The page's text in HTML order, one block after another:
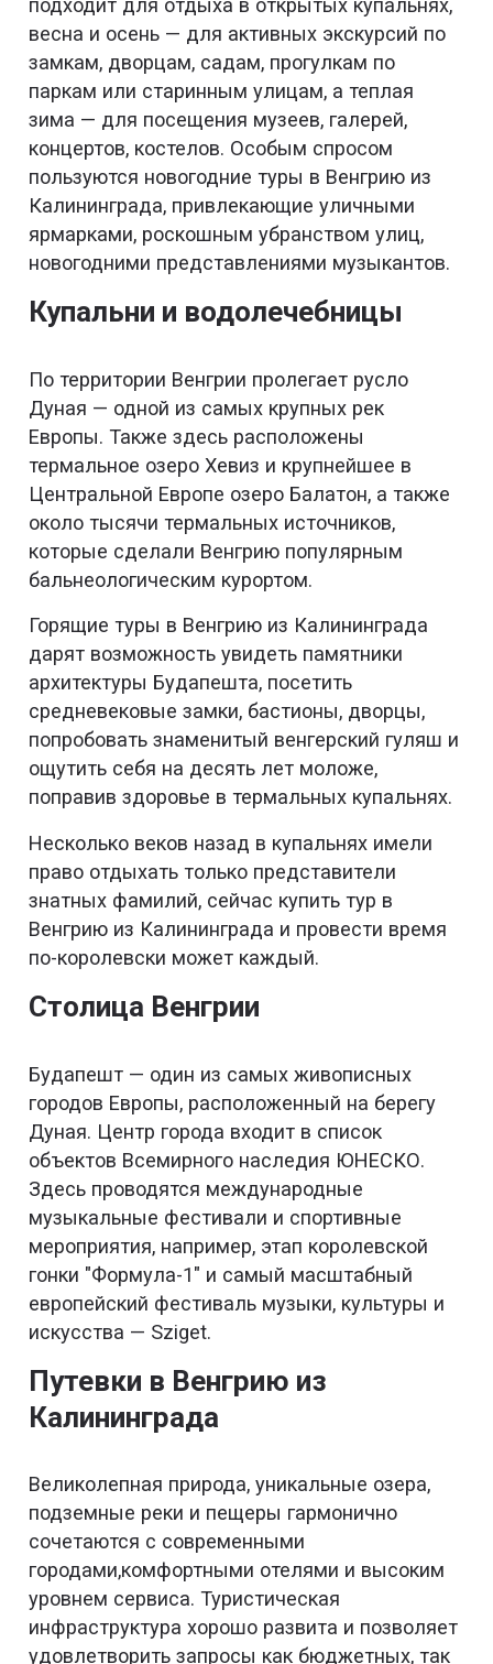
подходит для отдыха в открытых купальнях,
весна и осень — для активных экскурсий по
замкам, дворцам, садам, прогулкам по
паркам или старинным улицам, а теплая
зима — для посещения музеев, галерей,
концертов, костелов. Особым спросом
пользуются новогодние туры в Венгрию из
Калининграда, привлекающие уличными
ярмарками, роскошным убранством улиц,
новогодними представлениями музыкантов.
Купальни и водолечебницы
По территории Венгрии пролегает русло
Дуная — одной из самых крупных рек
Европы. Также здесь расположены
термальное озеро Хевиз и крупнейшее в
Центральной Европе озеро Балатон, а также
около тысячи термальных источников,
которые сделали Венгрию популярным
бальнеологическим курортом.
Горящие туры в Венгрию из Калининграда
дарят возможность увидеть памятники
архитектуры Будапешта, посетить
средневековые замки, бастионы, дворцы,
попробовать знаменитый венгерский гуляш и
ощутить себя на десять лет моложе,
поправив здоровье в термальных купальнях.
Несколько веков назад в купальнях имели
право отдыхать только представители
знатных фамилий, сейчас купить тур в
Венгрию из Калининграда и провести время
по-королевски может каждый.
Столица Венгрии
Будапешт — один из самых живописных
городов Европы, расположенный на берегу
Дуная. Центр города входит в список
объектов Всемирного наследия ЮНЕСКО.
Здесь проводятся международные
музыкальные фестивали и спортивные
мероприятия, например, этап королевской
гонки "Формула-1" и самый масштабный
европейский фестиваль музыки, культуры и
искусства — Sziget.
Путевки в Венгрию из
Калининграда
Великолепная природа, уникальные озера,
подземные реки и пещеры гармонично
сочетаются с современными
городами,комфортными отелями и высоким
уровнем сервиса. Туристическая
инфраструктура хорошо развита и позволяет
удовлетворить запросы как бюджетных, так